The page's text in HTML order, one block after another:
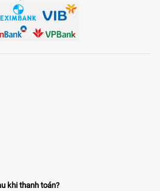
khi thanh toán?